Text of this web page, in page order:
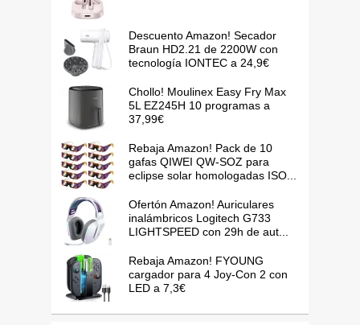
Descuento Amazon! Secador
Braun HD2.21 de 2200W con
tecnología IONTEC a 24,9€
Chollo! Moulinex Easy Fry Max
5L EZ245H 10 programas a
37,99€
Rebaja Amazon! Pack de 10
gafas QIWEI QW-SOZ para
eclipse solar homologadas ISO...
Ofertón Amazon! Auriculares
inalámbricos Logitech G733
LIGHTSPEED con 29h de aut...
Rebaja Amazon! FYOUNG
cargador para 4 Joy-Con 2 con
LED a 7,3€